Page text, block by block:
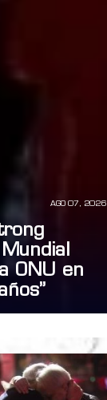
AGO 07, 2026
ONU en